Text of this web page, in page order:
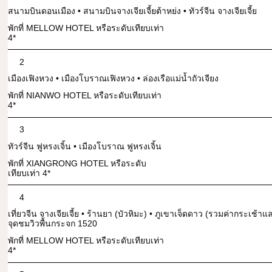
สนามบินดอนเมือง • สนามบินจางเจียเจี้ยต้าหย่ง • ทัวร์จีน จางเจียเจี้ย
พักที่ MELLOW HOTEL หรือระดับเทียบเท่า
4*
2
เมืองเฟิงหวง • เมืองโบราณเฟิงหวง • ล่องเรือแม่น้ำถัวเจียง
พักที่ NIANWO HOTEL หรือระดับเทียบเท่า
4*
3
ทัวร์จีน ฟูหรงเจิ้น • เมืองโบราณ ฟูหรงเจิ้น
พักที่ XIANGRONG HOTEL หรือระดับ
เทียบเท่า 4*
4
เที่ยวจีน จางเจียเจี้ย • ร้านยา (บัวหิมะ) • ภูเขาเจ็ดดาว (รวมค่ากระเช้าแ
จุดชมวิวพื้นกระจก 1520
พักที่ MELLOW HOTEL หรือระดับเทียบเท่า
4*